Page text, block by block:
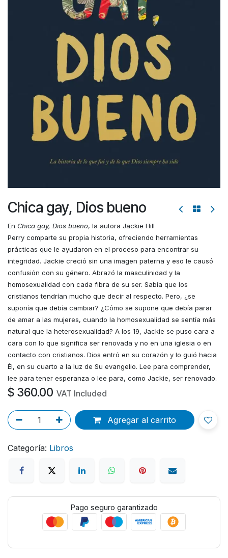
Chica gay, Dios bueno
En Chica gay, Dios bueno, la autora Jackie Hill
Perry comparte su propia historia, ofreciendo herramientas
prácticas que le ayudaron en el proceso para encontrar su
integridad. Jackie creció sin una imagen paterna y eso le causó
confusión con su género. Abrazó la masculinidad y la
homosexualidad con cada fibra de su ser. Sabía que los
cristianos tendrían mucho que decir al respecto. Pero, ¿se
suponía que debía cambiar? ¿Cómo se supone que debía parar
de amar a las mujeres, cuando la homosexualidad se sentía más
natural que la heterosexualidad? A los 19, Jackie se puso cara a
cara con lo que significa ser renovada y no en una iglesia o en
contacto con cristianos. Dios entró en su corazón y lo guió hacia
Él, en su cuarto a la luz de Su evangelio. Lee para comprender,
lee para tener esperanza o lee para, como Jackie, ser renovado.
$ 360.00 VAT Included
Agregar al carrito
Categoría: Libros
Pago seguro garantizado